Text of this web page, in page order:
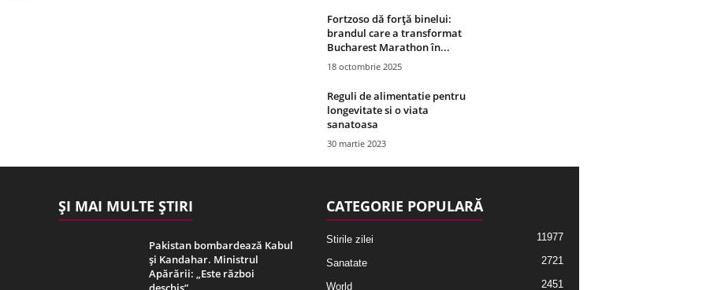
Fortzoso dă forță binelui:
brandul care a transformat
Bucharest Marathon în...
18 octombrie 2025
Reguli de alimentatie pentru
longevitate si o viata
sanatoasa
30 martie 2023
ȘI MAI MULTE ȘTIRI
Pakistan bombardează Kabul
și Kandahar. Ministrul
Apărării: „Este război
CATEGORIE POPULARĂ
Stirile zilei 11977
Sanatate 2721
World 2451